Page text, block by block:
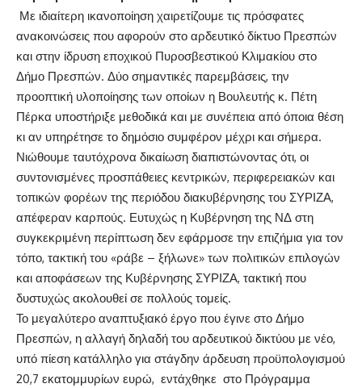
Με ιδιαίτερη ικανοποίηση χαιρετίζουμε τις πρόσφατες
ανακοινώσεις που αφορούν στο αρδευτικό δίκτυο Πρεσπών
και στην ίδρυση εποχικού Πυροσβεστικού Κλιμακίου στο
Δήμο Πρεσπών. Δύο σημαντικές παρεμβάσεις, την
προοπτική υλοποίησης των οποίων η Βουλευτής κ. Πέτη
Πέρκα υποστήριξε μεθοδικά και με συνέπεια από όποια θέση
κι αν υπηρέτησε το δημόσιο συμφέρον μέχρι και σήμερα.
Νιώθουμε ταυτόχρονα δικαίωση διαπιστώνοντας ότι, οι
συντονισμένες προσπάθειες κεντρικών, περιφερειακών και
τοπικών φορέων της περιόδου διακυβέρνησης του ΣΥΡΙΖΑ,
απέφεραν καρπούς. Ευτυχώς η Κυβέρνηση της ΝΔ στη
συγκεκριμένη περίπτωση δεν εφάρμοσε την επιζήμια για τον
τόπο, τακτική του «ράβε – ξήλωνε» των πολιτικών επιλογών
και αποφάσεων της Κυβέρνησης ΣΥΡΙΖΑ, τακτική που
δυστυχώς ακολουθεί σε πολλούς τομείς.
Το μεγαλύτερο αναπτυξιακό έργο που έγινε στο Δήμο
Πρεσπών, η αλλαγή δηλαδή του αρδευτικού δικτύου με νέο,
υπό πίεση κατάλληλο για στάγδην άρδευση προϋπολογισμού
20,7 εκατομμυρίων ευρώ, εντάχθηκε στο Πρόγραμμα